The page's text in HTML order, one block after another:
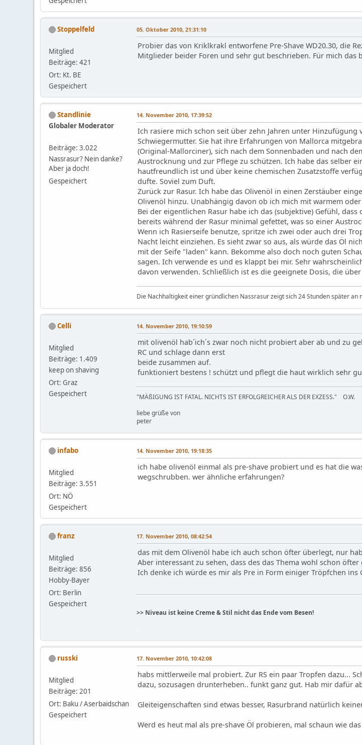
Stoppelfeld
Mitglied
Beiträge: 421
Ort: Kt. BE
Gespeichert
05. Oktober 2010, 21:31:10
Probier das von Kriklkrakl entworfene Pre-Shave WD20.30, die
Mitglieder beider Foren und sehr gut beschrieben. Für mich das
Standlinie
Globaler Moderator
Beiträge: 3.022
Nassrasur? Nein danke?
Aber ja doch!
Gespeichert
14. November 2010, 17:39:52
Ich rasiere mich schon seit über zehn Jahren unter
Schwiegermutter. Sie hat ihre Erfahrungen von Mallorca
(Original-Mallorciner), sich nach dem Sonnenbaden und nach
Austrocknung und zur Pflege zu schützen. Ich habe das selber
hautfreundlich ist und über keine chemischen Zusatzstoffe
dufte. Soviel zum Duft.
Zurück zur Rasur. Ich habe das Olivenöl in einen Zerstäuber
Olivenöl hinzu. Unabhängig davon ob ich mich mit warmem
Bei der eigentlichen Rasur habe ich das (subjektive) Gefühl,
bereits während der Rasur minimal gefettet, was so einer
Wenn ich Rasierseife benutze, spritze ich zwei oder auch drei
Nacht leicht einziehen. Es sieht zwar so aus, als würde das Öl
mit der Seife "laden" kann. Bekomme also doch noch guten
sagen. Ich verwende es und es klappt bei mir. Sehr
davon verwenden. Schließlich ist es die geeignete Dosis, die
Die Nachhaltigkeit einer gründlichen Nassrasur zeigt sich 24 Stunden später
Celli
Mitglied
Beiträge: 1.409
keep on shaving
Ort: Graz
Gespeichert
14. November 2010, 19:10:59
mit olivenöl hab´ich´s zwar noch nicht probiert aber ab und zu
RC und schlage dann erst
beide zusammen auf.
funktioniert bestens ! schützt und pflegt die haut wirklich sehr
"MÄßIGUNG IST FATAL. NICHTS IST ERFOLGREICHER ALS DER EXZESS." O.W.
liebe grüße von
peter
infabo
Mitglied
Beiträge: 3.551
Ort: NÖ
Gespeichert
14. November 2010, 19:18:35
ich habe olivenöl einmal als pre-shave probiert und es hat die
wegschrubben. wer ähnliche erfahrungen?
franz
Mitglied
Beiträge: 856
Hobby-Bayer
Ort: Berlin
Gespeichert
17. November 2010, 08:42:54
das mit dem Olivenöl habe ich auch schon öfter überlegt, nur
Aber interessant zu sehen, dass des das Thema wohl schon
Ich denke ich würde es mir als Pre in Form einiger Tröpfchen ins
>> Niveau ist keine Creme & Stil nicht das Ende vom Besen!
russki
Mitglied
Beiträge: 201
Ort: Baku / Aserbaidschan
Gespeichert
17. November 2010, 10:42:08
habs mittlerweile mal probiert. Zur RS ein paar Tropfen dazu...
dazu, sozusagen drunterheben.. funkt ganz gut. Hab mir dafür
Gleiteigenschaften sind etwas besser, Rasurbrand natürlich
Werd es heut mal als pre-shave Öl probieren, mal schaun wie